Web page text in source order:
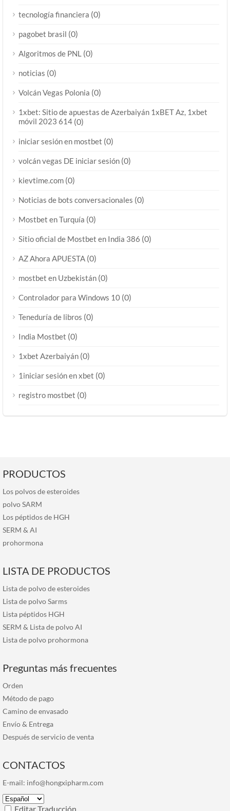
tecnología financiera (0)
pagobet brasil (0)
Algoritmos de PNL (0)
noticias (0)
Volcán Vegas Polonia (0)
1xbet: Sitio de apuestas de Azerbaiyán 1xBET Az, 1xbet
móvil 2023 614 (0)
iniciar sesión en mostbet (0)
volcán vegas DE iniciar sesión (0)
kievtime.com (0)
Noticias de bots conversacionales (0)
Mostbet en Turquía (0)
Sitio oficial de Mostbet en India 386 (0)
AZ Ahora APUESTA (0)
mostbet en Uzbekistán (0)
Controlador para Windows 10 (0)
Teneduría de libros (0)
India Mostbet (0)
1xbet Azerbaiyán (0)
1iniciar sesión en xbet (0)
registro mostbet (0)
PRODUCTOS
Los polvos de esteroides
polvo SARM
Los péptidos de HGH
SERM & AI
prohormona
LISTA DE PRODUCTOS
Lista de polvo de esteroides
Lista de polvo Sarms
Lista péptidos HGH
SERM & Lista de polvo AI
Lista de polvo prohormona
Preguntas más frecuentes
Orden
Método de pago
Camino de envasado
Envío & Entrega
Después de servicio de venta
CONTACTOS
E-mail: info@hongxipharm.com
Editar Traducción